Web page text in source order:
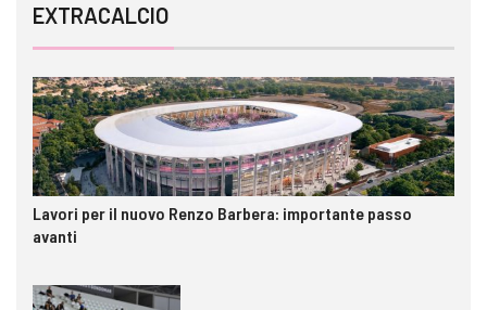
EXTRACALCIO
Lavori per il nuovo Renzo Barbera: importante passo
avanti